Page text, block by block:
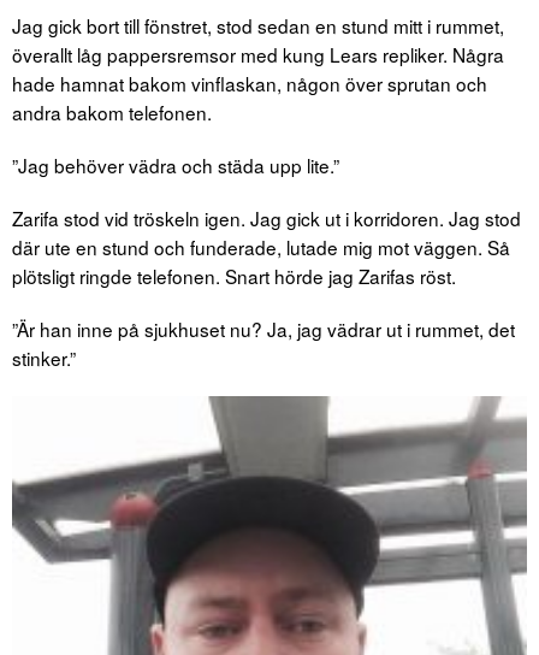
Jag gick bort till fönstret, stod sedan en stund mitt i rummet,
överallt låg pappersremsor med kung Lears repliker. Några
hade hamnat bakom vinflaskan, någon över sprutan och
andra bakom telefonen.
”Jag behöver vädra och städa upp lite.”
Zarifa stod vid tröskeln igen. Jag gick ut i korridoren. Jag stod
där ute en stund och funderade, lutade mig mot väggen. Så
plötsligt ringde telefonen. Snart hörde jag Zarifas röst.
”Är han inne på sjukhuset nu? Ja, jag vädrar ut i rummet, det
stinker.”